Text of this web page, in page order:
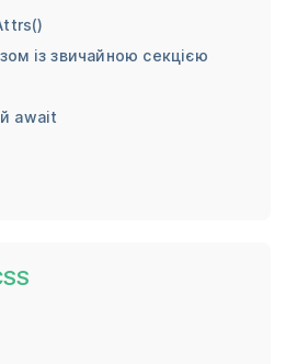
із звичайною секцією
await